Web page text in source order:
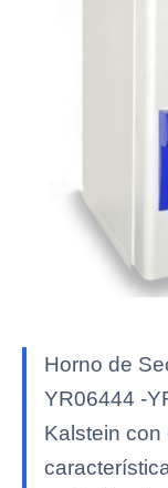
Horno de
YR06444 -
Kalstein